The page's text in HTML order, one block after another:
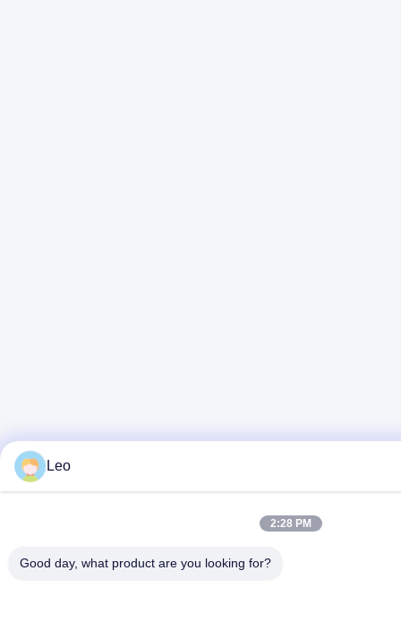
Leo
2:28 PM
Good day, what product are you looking for?